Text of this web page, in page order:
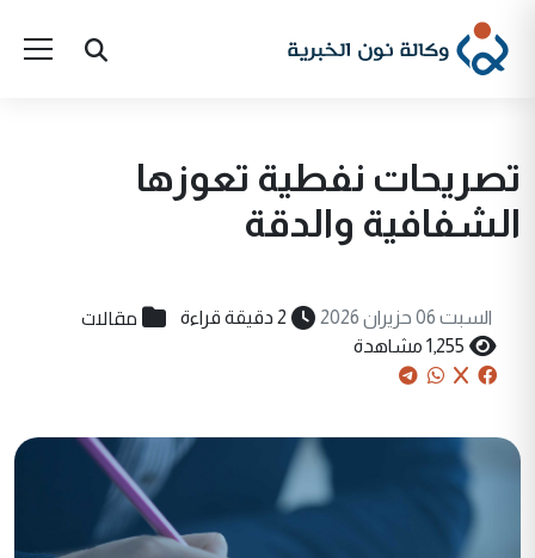
تصريحات نفطية تعوزها
الشفافية والدقة
السبت 06 حزيران 2026 2 دقيقة قراءة مقالات
1,255 مشاهدة